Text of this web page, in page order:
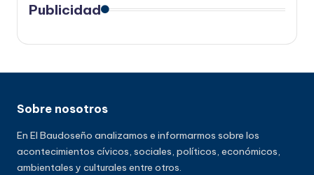
Publicidad
Sobre nosotros
En El Baudoseño analizamos e informarmos sobre los
acontecimientos cívicos, sociales, políticos, económicos,
ambientales y culturales entre otros.